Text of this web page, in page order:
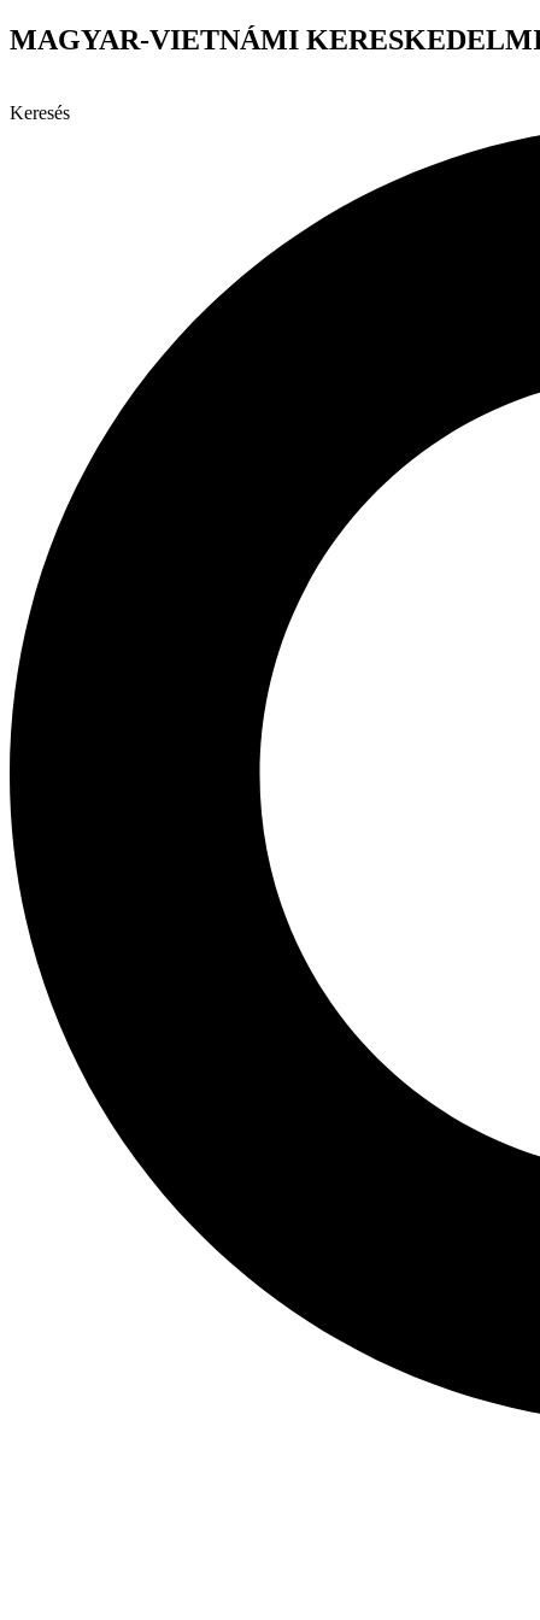
Ugrás
a
MAGYAR-VIETNÁMI
Keresés